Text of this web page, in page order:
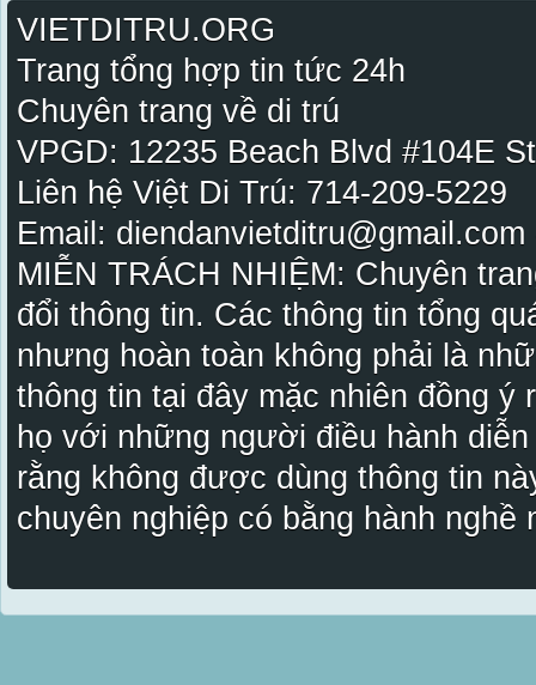
VIETDITRU.ORG
Trang tổng hợp tin tức 24h
Chuyên trang về di trú
VPGD: 12235 Beach Blvd #104E
Liên hệ Việt Di Trú: 714-209-5229
Email:
MIỄN TRÁCH NHIỆM: Chuyên
đổi thông tin. Các thông tin tổng
nhưng hoàn toàn không phải là
thông tin tại đây mặc nhiên đồng ý
họ với những người điều hành
rằng không được dùng thông tin
chuyên nghiệp có bằng hành